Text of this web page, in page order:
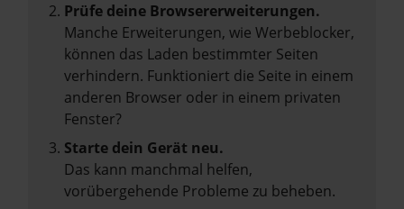
Prüfe deine Browsererweiterungen.
Manche Erweiterungen, wie Werbeblocker,
können das Laden bestimmter Seiten
verhindern. Funktioniert die Seite in einem
anderen Browser oder in einem privaten
Fenster?
Starte dein Gerät neu.
Das kann manchmal helfen,
vorübergehende Probleme zu beheben.